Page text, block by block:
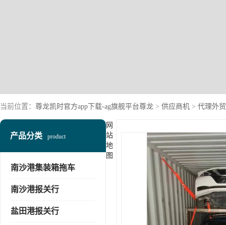
当前位置： 尊龙凯时官方app下载-ag旗舰平台尊龙 > 供应商机 > 代理外
产品分类 product
南沙港集装箱拖车
南沙港报关行
盐田港报关行
网
站
地
图